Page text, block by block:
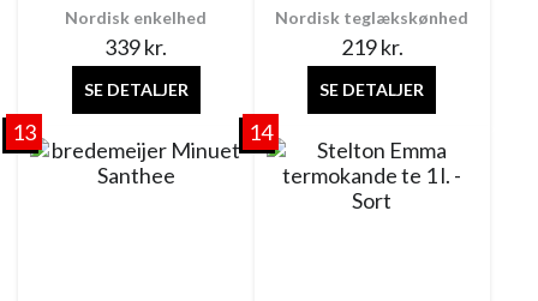
Nordisk enkelhed
339kr.
SE DETALJER
Nordisk teglækskønhed
219kr.
SE DETALJER
13 14